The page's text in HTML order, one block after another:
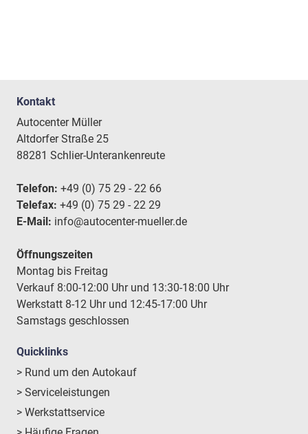
Kontakt
Autocenter Müller
Altdorfer Straße 25
88281 Schlier-Unterankenreute
Telefon: +49 (0) 75 29 - 22 66
Telefax: +49 (0) 75 29 - 22 29
E-Mail: info@autocenter-mueller.de
Öffnungszeiten
Montag bis Freitag
Verkauf 8:00-12:00 Uhr und 13:30-18:00 Uhr
Werkstatt 8-12 Uhr und 12:45-17:00 Uhr
Samstags geschlossen
Quicklinks
> Rund um den Autokauf
> Serviceleistungen
> Werkstattservice